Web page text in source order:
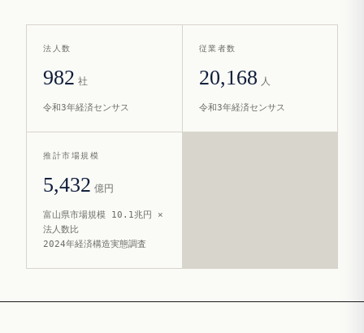
法人数
982 社
令和3年経済センサス
従業者数
20,168 人
令和3年経済センサス
推計市場規模
5,432 億円
富山県市場規模 10.1兆円 ×
法人数比
2024年経済構造実態調査